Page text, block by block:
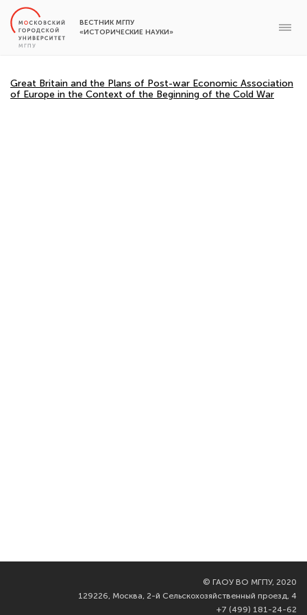
ВЕСТНИК МГПУ
«ИСТОРИЧЕСКИЕ НАУКИ»
Great Britain and the Plans of Post-war Economic Association
of Europe in the Context of the Beginning of the Cold War
© ГАОУ ВО МГПУ, 2020
129226, Москва, 2-й Сельскохозяйственный проезд, 4
+7 (499) 181-24-62